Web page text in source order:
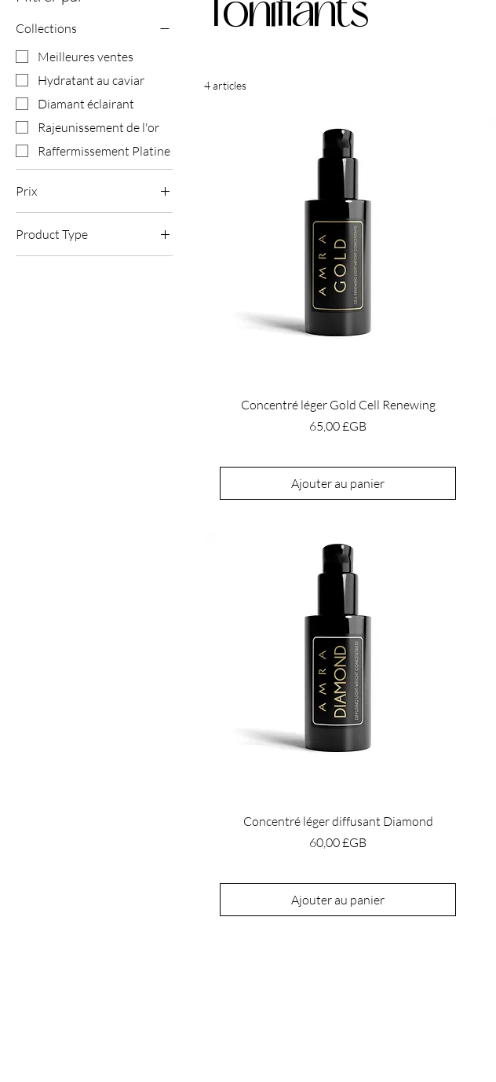
Collections
Meilleures ventes
Hydratant au caviar
Diamant éclairant
Rajeunissement de l'or
Raffermissement Platine
Prix
60 £GB 65 £GB
Product Type
Tonifiants
4 articles
Concentré léger Gold Cell Renewing
Prix
65,00 £GB
Ajouter au panier
Concentré léger diffusant Diamond
Prix
60,00 £GB
Ajouter au panier